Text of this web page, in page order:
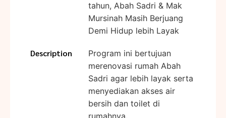
tahun, Abah Sadri & Mak
Mursinah Masih Berjuang
Demi Hidup lebih Layak
Description
Program ini bertujuan
merenovasi rumah Abah
Sadri agar lebih layak serta
menyediakan akses air
bersih dan toilet di
rumahnya.